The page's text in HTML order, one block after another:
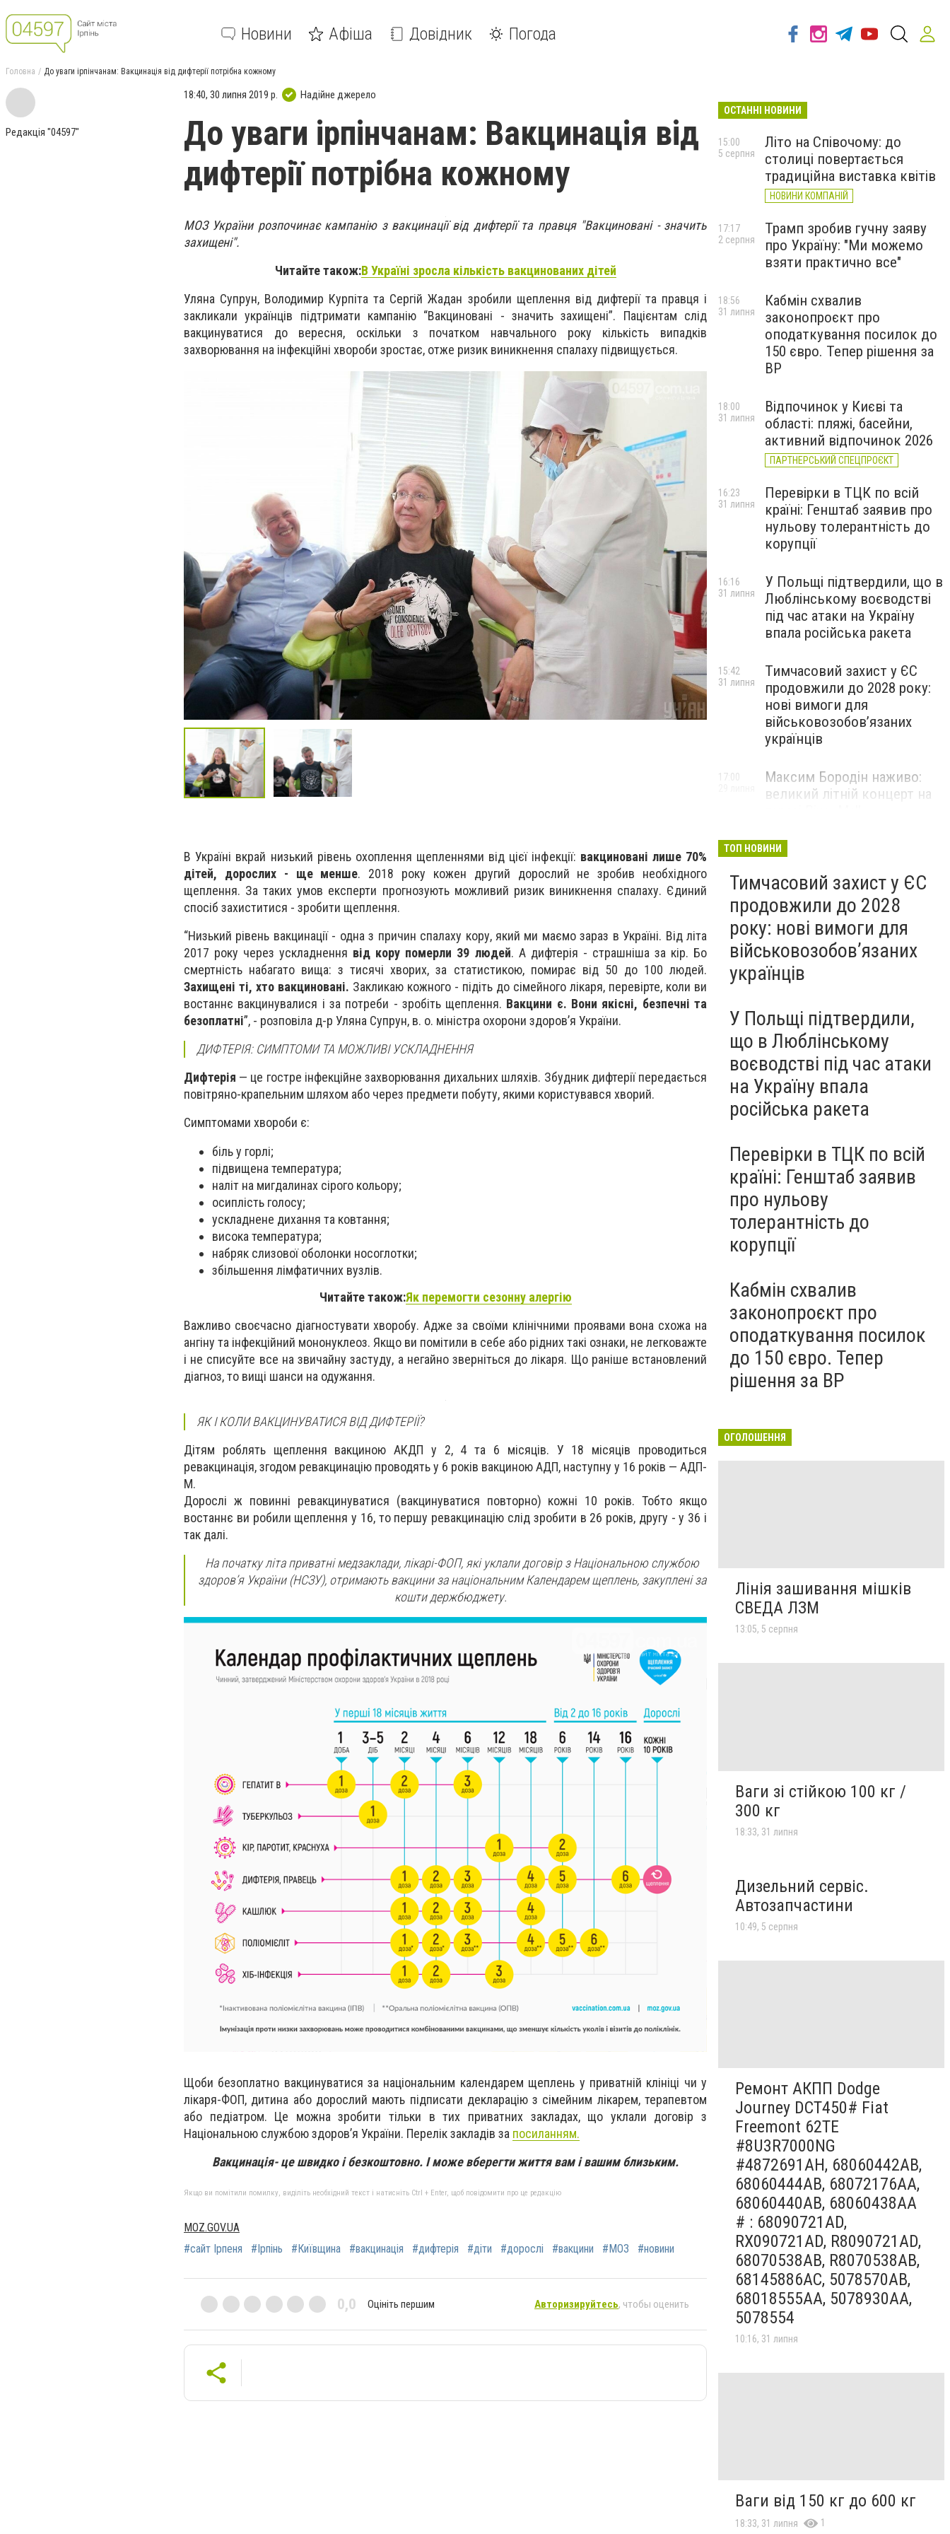
Новини Афіша Довідник Погода
Головна До уваги ірпінчанам: Вакцинація від дифтерії потрібна кожному
Редакція "04597"
18:40, 30 липня 2019 р. Надійне джерело
До уваги ірпінчанам: Вакцинація від
дифтерії потрібна кожному
МОЗ України розпочинає кампанію з вакцинації від дифтерії та правця "Вакциновані - значить
захищені".
Читайте також:В Україні зросла кількість вакцинованих дітей
Уляна Супрун, Володимир Курпіта та Сергій Жадан зробили щеплення від дифтерії та правця і
закликали українців підтримати кампанію “Вакциновані - значить захищені”. Пацієнтам слід
вакцинуватися до вересня, оскільки з початком навчального року кількість випадків
захворювання на інфекційні хвороби зростає, отже ризик виникнення спалаху підвищується.
В Україні вкрай низький рівень охоплення щепленнями від цієї інфекції: вакциновані лише 70%
дітей, дорослих - ще менше. 2018 року кожен другий дорослий не зробив необхідного
щеплення. За таких умов експерти прогнозують можливий ризик виникнення спалаху. Єдиний
спосіб захиститися - зробити щеплення.
“Низький рівень вакцинації - одна з причин спалаху кору, який ми маємо зараз в Україні. Від літа
2017 року через ускладнення від кору померли 39 людей. А дифтерія - страшніша за кір. Бо
смертність набагато вища: з тисячі хворих, за статистикою, помирає від 50 до 100 людей.
Захищені ті, хто вакциновані. Закликаю кожного - підіть до сімейного лікаря, перевірте, коли ви
востаннє вакцинувалися і за потреби - зробіть щеплення. Вакцини є. Вони якісні, безпечні та
безоплатні”, - розповіла д-р Уляна Супрун, в. о. міністра охорони здоров’я України.
ДИФТЕРІЯ: СИМПТОМИ ТА МОЖЛИВІ УСКЛАДНЕННЯ
Дифтерія — це гостре інфекційне захворювання дихальних шляхів. Збудник дифтерії передається
повітряно-крапельним шляхом або через предмети побуту, якими користувався хворий.
Симптомами хвороби є:
біль у горлі;
підвищена температура;
наліт на мигдалинах сірого кольору;
осиплість голосу;
ускладнене дихання та ковтання;
висока температура;
набряк слизової оболонки носоглотки;
збільшення лімфатичних вузлів.
Читайте також:Як перемогти сезонну алергію
Важливо своєчасно діагностувати хворобу. Адже за своїми клінічними проявами вона схожа на
ангіну та інфекційний мононуклеоз. Якщо ви помітили в себе або рідних такі ознаки, не легковажте
і не списуйте все на звичайну застуду, а негайно зверніться до лікаря. Що раніше встановлений
діагноз, то вищі шанси на одужання.
ЯК І КОЛИ ВАКЦИНУВАТИСЯ ВІД ДИФТЕРІЇ?
Дітям роблять щеплення вакциною АКДП у 2, 4 та 6 місяців. У 18 місяців проводиться
ревакцинація, згодом ревакцинацію проводять у 6 років вакциною АДП, наступну у 16 років — АДП-
М.
Дорослі ж повинні ревакцинуватися (вакцинуватися повторно) кожні 10 років. Тобто якщо
востаннє ви робили щеплення у 16, то першу ревакцинацію слід зробити в 26 років, другу - у 36 і
так далі.
На початку літа приватні медзаклади, лікарі-ФОП, які уклали договір з Національною службою
здоров’я України (НСЗУ), отримають вакцини за національним Календарем щеплень, закуплені за
кошти держбюджету.
Щоби безоплатно вакцинуватися за національним календарем щеплень у приватній клініці чи у
лікаря-ФОП, дитина або дорослий мають підписати декларацію з сімейним лікарем, терапевтом
або педіатром. Це можна зробити тільки в тих приватних закладах, що уклали договір з
Національною службою здоров’я України. Перелік закладів за посиланням.
Вакцинація- це швидко і безкоштовно. І може вберегти життя вам і вашим близьким.
Якщо ви помітили помилку, виділіть необхідний текст і натисніть Ctrl + Enter, щоб повідомити про це редакцію
MOZ.GOV.UA
#сайт Ірпеня
#Ірпінь #Київщина #вакцинація #дифтерія #діти #дорослі #вакцини #МОЗ #новини
0,0 Оцініть першим Авторизируйтесь, чтобы оценить
ОСТАННІ НОВИНИ
Літо на Співочому: до
столиці повертається
традиційна виставка квітів
НОВИНИ КОМПАНІЙ
15:00
5 серпня
Трамп зробив гучну заяву
про Україну: "Ми можемо
взяти практично все"
17:17
2 серпня
Кабмін схвалив
законопроєкт про
оподаткування посилок до
150 євро. Тепер рішення за
ВР
18:56
31 липня
Відпочинок у Києві та
області: пляжі, басейни,
активний відпочинок 2026
ПАРТНЕРСЬКИЙ СПЕЦПРОЄКТ
18:00
31 липня
Перевірки в ТЦК по всій
країні: Генштаб заявив про
нульову толерантність до
корупції
16:23
31 липня
У Польщі підтвердили, що в
Люблінському воєводстві
під час атаки на Україну
впала російська ракета
16:16
31 липня
Тимчасовий захист у ЄС
продовжили до 2028 року:
нові вимоги для
військовозобов’язаних
українців
15:42
31 липня
Максим Бородін наживо:
великий літній концерт на
17:00
ТОП НОВИНИ
Тимчасовий захист у ЄС
продовжили до 2028
року: нові вимоги для
військовозобов’язаних
українців
У Польщі підтвердили,
що в Люблінському
воєводстві під час атаки
на Україну впала
російська ракета
Перевірки в ТЦК по всій
країні: Генштаб заявив
про нульову
толерантність до
корупції
Кабмін схвалив
законопроєкт про
оподаткування посилок
до 150 євро. Тепер
рішення за ВР
ОГОЛОШЕННЯ
Лінія зашивання мішків
СВЕДА ЛЗМ
13:05, 5 серпня
Ваги зі стійкою 100 кг /
300 кг
18:33, 31 липня
Дизельний сервіс.
Автозапчастини
10:49, 5 серпня
Ремонт АКПП Dodge
Journey DCT450# Fiat
Freemont 62TE
#8U3R7000NG
#4872691AH, 68060442AB,
68060444AB, 68072176AA,
68060440AB, 68060438AA
# : 68090721AD,
RX090721AD, R8090721AD,
68070538AB, R8070538AB,
68145886AC, 5078570AB,
68018555AA, 5078930AA,
5078554
10:16, 31 липня
Ваги від 150 кг до 600 кг
18:33, 31 липня 1